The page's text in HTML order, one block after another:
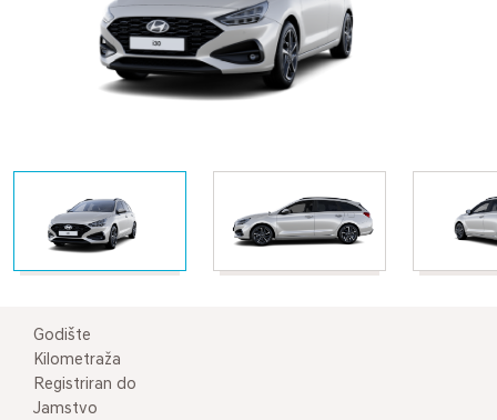
Godište
Kilometraža
Registriran do
Jamstvo